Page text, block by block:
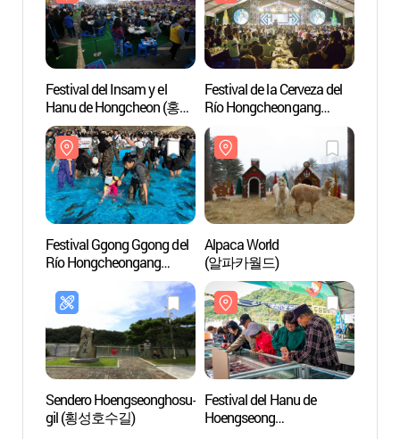
Festival del Insam y el
Hanu de Hongcheon (홍천
인삼한우명품축제)
Festival de la Cerveza del
Río Hongcheongang
(홍천강 별빛음악
맥주축제)
Festival Ggong Ggong del
Río Hongcheongang
(홍천강 꽁꽁축제)
Alpaca World
(알파카월드)
Sendero Hoengseonghosu-
gil (횡성호수길)
Festival del Hanu de
Hoengseong